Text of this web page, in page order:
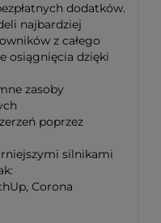
dodatków.
najbardziej
z całego
osiągnięcia dzięki
zasoby
poprzez
silnikami
Corona